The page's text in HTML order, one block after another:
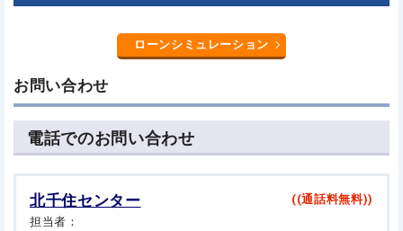
ローンシミュレーション
お問い合わせ
電話でのお問い合わせ
北千住センター
((通話料無料))
担当者：